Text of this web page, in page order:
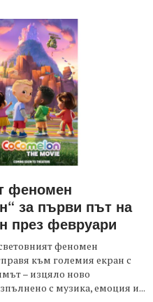
феномен
за първи път на
през февруари
феномен
към големия екран с
– изцяло ново
с музика, емоция и...